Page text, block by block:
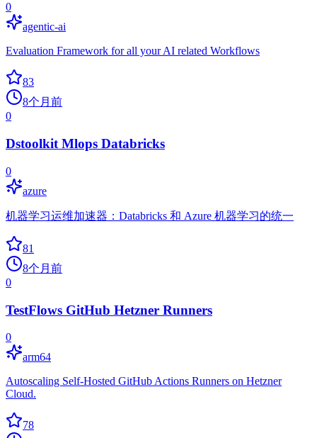
0
agentic-ai
Evaluation Framework for all your AI related Workflows
83
8个月前
0
Dstoolkit Mlops Databricks
0
azure
机器学习运维加速器：Databricks 和 Azure 机器学习的统一
81
8个月前
0
TestFlows GitHub Hetzner Runners
0
arm64
Autoscaling Self-Hosted GitHub Actions Runners on Hetzner
Cloud.
78